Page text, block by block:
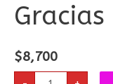
Gracias
$8,700